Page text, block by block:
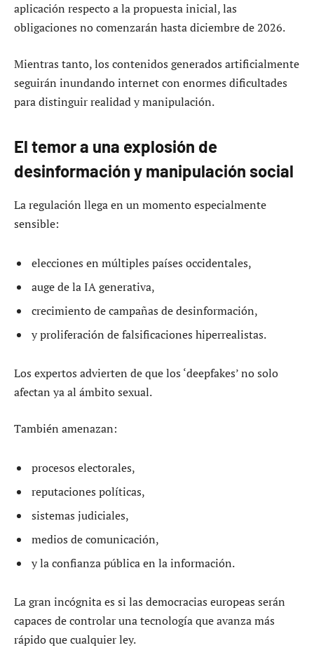
aplicación respecto a la propuesta inicial, las
obligaciones no comenzarán hasta diciembre de 2026.
Mientras tanto, los contenidos generados artificialmente
seguirán inundando internet con enormes dificultades
para distinguir realidad y manipulación.
El temor a una explosión de
desinformación y manipulación social
La regulación llega en un momento especialmente
sensible:
elecciones en múltiples países occidentales,
auge de la IA generativa,
crecimiento de campañas de desinformación,
y proliferación de falsificaciones hiperrealistas.
Los expertos advierten de que los ‘deepfakes’ no solo
afectan ya al ámbito sexual.
También amenazan:
procesos electorales,
reputaciones políticas,
sistemas judiciales,
medios de comunicación,
y la confianza pública en la información.
La gran incógnita es si las democracias europeas serán
capaces de controlar una tecnología que avanza más
rápido que cualquier ley.